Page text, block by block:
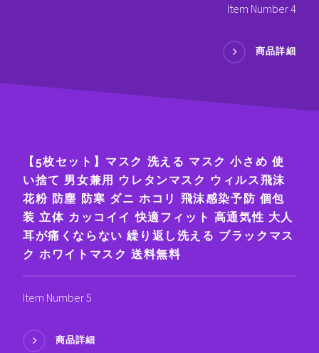
Item Number 4
商品詳細
【5枚セット】マスク 洗える マスク 小さめ 使
い捨て 男女兼用 ウレタンマスク ウィルス飛沫
花粉 防塵 防寒 ダニ ホコリ 飛沫感染予防 個包
装 立体 カッコイイ 快適フィット 高通気性 大人
耳が痛くならない 繰り返し洗える ブラックマス
ク ホワイトマスク 送料無料
Item Number 5
商品詳細